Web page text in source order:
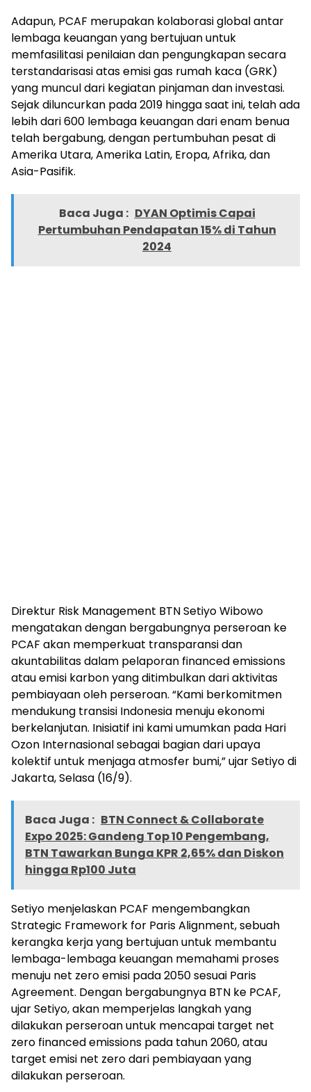
Adapun, PCAF merupakan kolaborasi global antar
lembaga keuangan yang bertujuan untuk
memfasilitasi penilaian dan pengungkapan secara
terstandarisasi atas emisi gas rumah kaca (GRK)
yang muncul dari kegiatan pinjaman dan investasi.
Sejak diluncurkan pada 2019 hingga saat ini, telah ada
lebih dari 600 lembaga keuangan dari enam benua
telah bergabung, dengan pertumbuhan pesat di
Amerika Utara, Amerika Latin, Eropa, Afrika, dan
Asia-Pasifik.
Baca Juga : DYAN Optimis Capai
Pertumbuhan Pendapatan 15% di Tahun
2024
Direktur Risk Management BTN Setiyo Wibowo
mengatakan dengan bergabungnya perseroan ke
PCAF akan memperkuat transparansi dan
akuntabilitas dalam pelaporan financed emissions
atau emisi karbon yang ditimbulkan dari aktivitas
pembiayaan oleh perseroan. “Kami berkomitmen
mendukung transisi Indonesia menuju ekonomi
berkelanjutan. Inisiatif ini kami umumkan pada Hari
Ozon Internasional sebagai bagian dari upaya
kolektif untuk menjaga atmosfer bumi,” ujar Setiyo di
Jakarta, Selasa (16/9).
Baca Juga : BTN Connect & Collaborate
Expo 2025: Gandeng Top 10 Pengembang,
BTN Tawarkan Bunga KPR 2,65% dan Diskon
hingga Rp100 Juta
Setiyo menjelaskan PCAF mengembangkan
Strategic Framework for Paris Alignment, sebuah
kerangka kerja yang bertujuan untuk membantu
lembaga-lembaga keuangan memahami proses
menuju net zero emisi pada 2050 sesuai Paris
Agreement. Dengan bergabungnya BTN ke PCAF,
ujar Setiyo, akan memperjelas langkah yang
dilakukan perseroan untuk mencapai target net
zero financed emissions pada tahun 2060, atau
target emisi net zero dari pembiayaan yang
dilakukan perseroan.